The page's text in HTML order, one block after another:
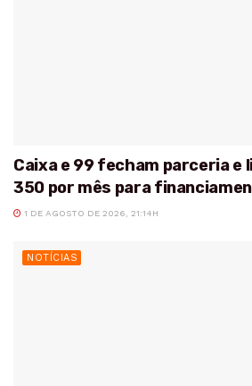
Caixa e 99 fecham parceria e
350 por mês para
1 DE AGOSTO DE 2026, 21:14H
NOTÍCIAS